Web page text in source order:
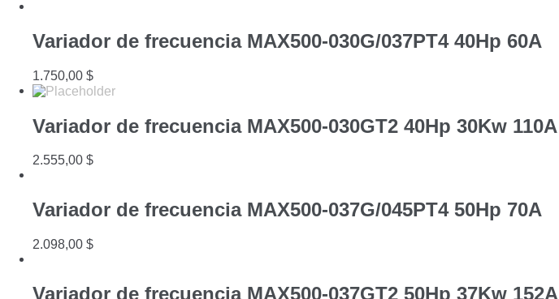
Variador de frecuencia MAX500-030G/037PT4 40Hp 60A
1.750,00 $
Variador de frecuencia MAX500-030GT2 40Hp 30Kw 110A
2.555,00 $
Variador de frecuencia MAX500-037G/045PT4 50Hp 70A
2.098,00 $
Variador de frecuencia MAX500-037GT2 50Hp 37Kw 152A